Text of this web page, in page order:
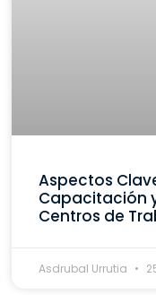
Aspectos
Capacitación
Centros de
Asdrubal Urrutia